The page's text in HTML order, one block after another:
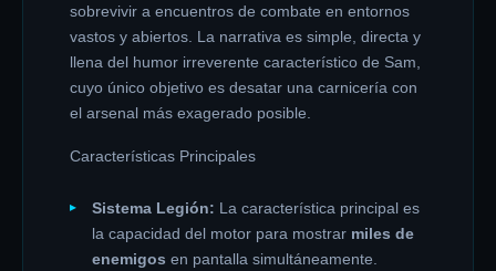
sobrevivir a encuentros de combate en entornos
vastos y abiertos. La narrativa es simple, directa y
llena del humor irreverente característico de Sam,
cuyo único objetivo es desatar una carnicería con
el arsenal más exagerado posible.
Características Principales
Sistema Legión: La característica principal es
la capacidad del motor para mostrar miles de
enemigos en pantalla simultáneamente.